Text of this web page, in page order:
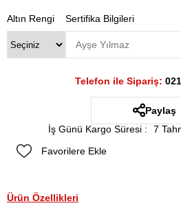
Altın Rengi Sertifika Bilgileri
Telefon ile Sipariş:
Paylaş
İş Günü Kargo Süresi :
7
Favorilere Ekle
Ürün Özellikleri